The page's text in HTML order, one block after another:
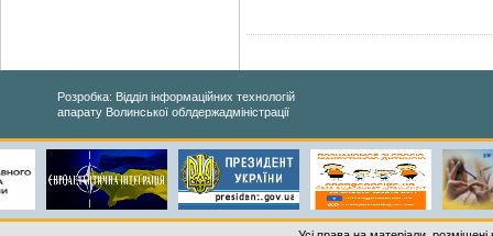
Розробка: Відділ інформаційних технологій
апарату Волинської облдержадміністрації